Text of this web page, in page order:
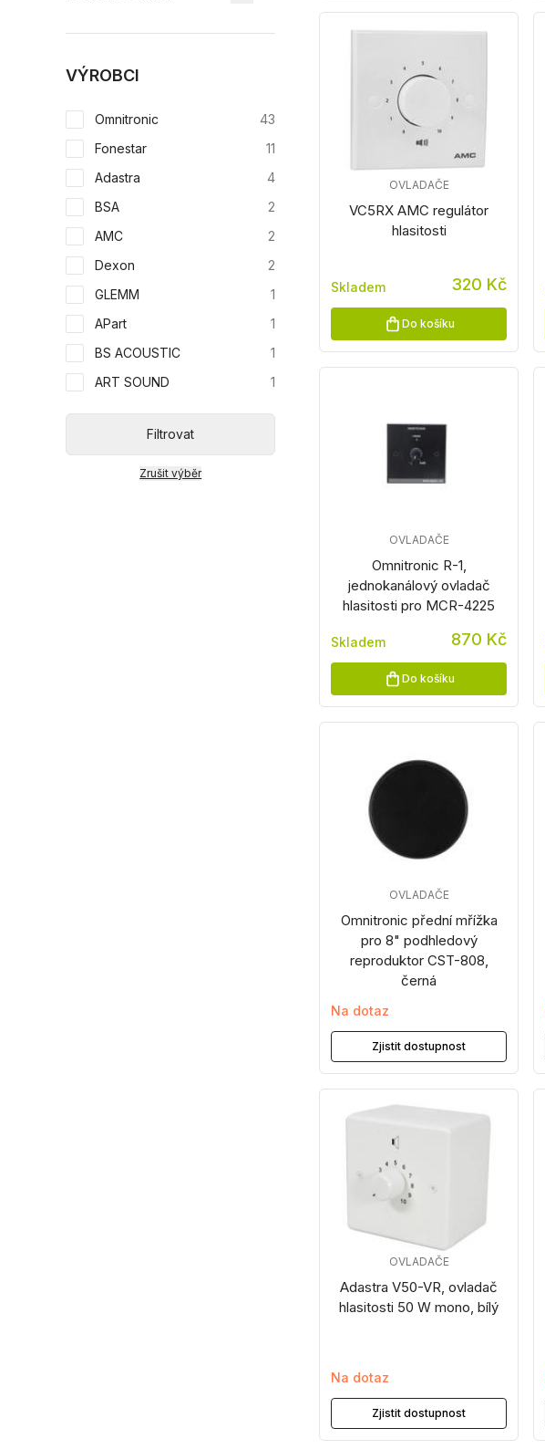
VÝROBCI
Omnitronic
43
Fonestar
11
Adastra
4
BSA
2
AMC
2
Dexon
2
GLEMM
1
APart
1
BS ACOUSTIC
1
ART SOUND
1
Filtrovat
Zrušit výběr
VC5RX AMC regulátor
hlasitosti
OVLADAČE
Skladem 320 Kč
Do košíku
Omnitronic R-1,
jednokanálový ovladač
hlasitosti pro MCR-4225
OVLADAČE
Skladem 870 Kč
Do košíku
Omnitronic přední mřížka
pro 8" podhledový
reproduktor CST-808,
černá
OVLADAČE
Na dotaz
Zjistit dostupnost
Adastra V50-VR, ovladač
hlasitosti 50 W mono, bílý
OVLADAČE
Na dotaz
Zjistit dostupnost